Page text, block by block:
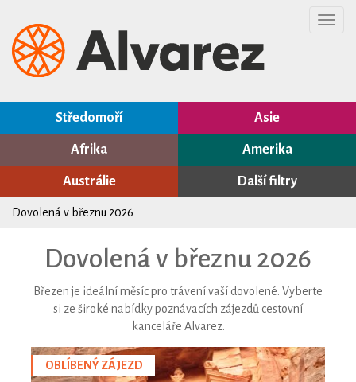
Středomoří Asie
Afrika Amerika
Austrálie Další filtry
Dovolená v březnu 2026
Dovolená v březnu 2026
Březen je ideální měsíc pro trávení vaší dovolené. Vyberte
si ze široké nabídky poznávacích zájezdů cestovní
kanceláře Alvarez.
OBLÍBENÝ ZÁJEZD